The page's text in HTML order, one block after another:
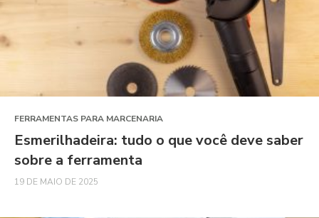
FERRAMENTAS PARA MARCENARIA
Esmerilhadeira: tudo o que você deve saber
sobre a ferramenta
19 DE MAIO DE 2025